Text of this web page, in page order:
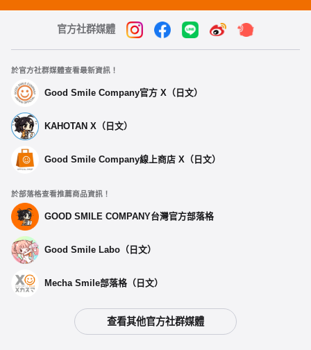
選擇類型
玩偶鑰匙圈 莫妮卡
2026年03月發售・每人限購3個
玩偶鑰匙圈 紗世里
預購期間：2025年09月24日~至 (JST)2025年10月22日
官方社群媒體
於官方社群媒體查看最新資訊！
Good Smile Company官方 X（日文）
KAHOTAN X（日文）
Good Smile Company線上商店 X（日文）
於部落格查看推薦商品資訊！
GOOD SMILE COMPANY台灣官方部落格
Good Smile Labo（日文）
Mecha Smile部落格（日文）
查看其他官方社群媒體